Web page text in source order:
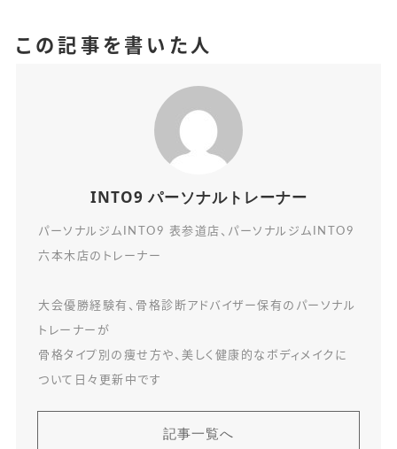
この記事を書いた人
INTO9 パーソナルトレーナー
パーソナルジムINTO9 表参道店、パーソナルジムINTO9
六本木店のトレーナー
大会優勝経験有、骨格診断アドバイザー保有のパーソナル
トレーナーが
骨格タイプ別の痩せ方や、美しく健康的なボディメイクに
ついて日々更新中です
記事一覧へ